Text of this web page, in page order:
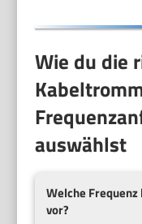
Wie du die
auswählst
Welche
vor?